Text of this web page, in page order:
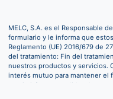
MELC, S.A. es el Responsable
formulario y le informa que
Reglamento (UE) 2016/679 de
del tratamiento: Fin del
nuestros productos y servicios.
interés mutuo para mantener el
suprimirán con medidas de